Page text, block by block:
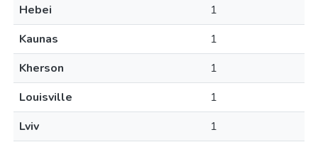
Hebei
1
Kaunas
1
Kherson
1
Louisville
1
Lviv
1